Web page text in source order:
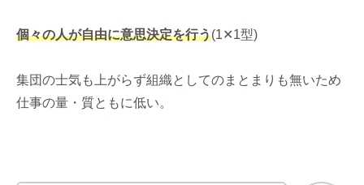
個々の人が自由に意思決定を行う(1✕1型)
集団の士気も上がらず組織としてのまとまりも無いため
仕事の量・質ともに低い。